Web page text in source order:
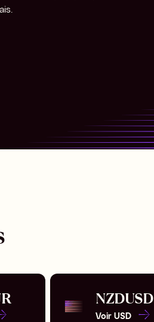
NZDUSD
Voir USD